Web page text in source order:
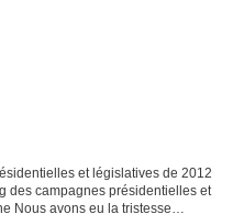
et législatives de 2012
Nous avons eu la tristesse